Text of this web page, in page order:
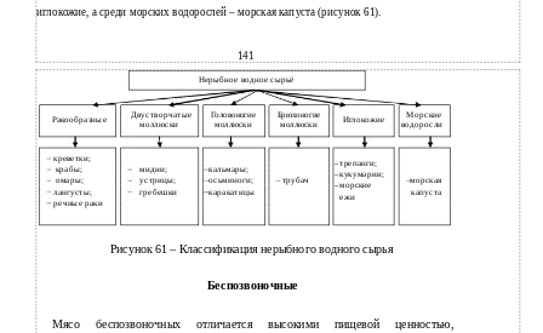
иглокожие, а среди морских водорослей – морская капуста (рисунок 61).
141
Нерыбное водное сырьё
Ракообразные
Двустворчатые Головоногие Брюхоногие
Иглокожие
Морские
моллюски моллюски моллюски водоросли
креветки;
трепанги;
крабы; мидии; кальмары;
кукумарии;
омары; устрицы; осьминоги; трубач морская
морские
лангусты; гребешки каракатицы капуста
ежи
речные раки
Рисунок 61 – Классификация нерыбного водного сырья
Беспозвоночные
Мясо беспозвоночных отличается высокими пищевой ценностью,